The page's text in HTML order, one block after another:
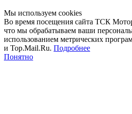
Мы используем cookies
Во время посещения сайта ТСК
что мы обрабатываем ваши
использованием метрических
и Top.Mail.Ru. Подробнее
Понятно